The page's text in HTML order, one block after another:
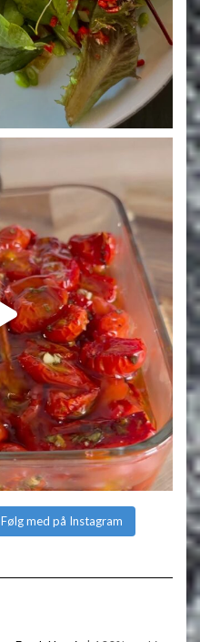
Følg med på Instagram